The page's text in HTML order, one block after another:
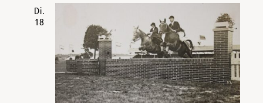
Di.
18